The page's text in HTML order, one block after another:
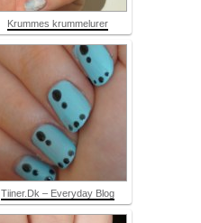
Krummes krummelurer
Tiiner.Dk – Everyday Blog